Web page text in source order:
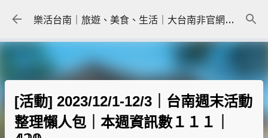
跳到主要內容 樂活台南｜旅遊、美食、生活｜大台南非官網｜tainanlohas.cc
[活動] 2023/12/1-12/3｜台南週末活動
整理懶人包｜本週資訊數１１１｜